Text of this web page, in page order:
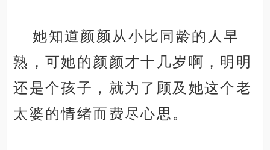
她知道颜颜从小比同龄的人早
熟，可她的颜颜才十几岁啊，明明
还是个孩子，就为了顾及她这个老
太婆的情绪而费尽心思。